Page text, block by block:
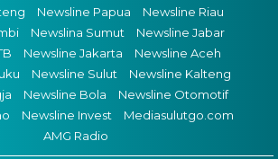
Newsline Papua
Newsline Riau
Newslina Sumut
Newsline Jabar
Newsline Jakarta
Newsline Aceh
Newsline Sulut
Newsline Kalteng
Newsline Bola
Newsline Otomotif
Newsline Invest
Mediasulutgo.com
AMG Radio